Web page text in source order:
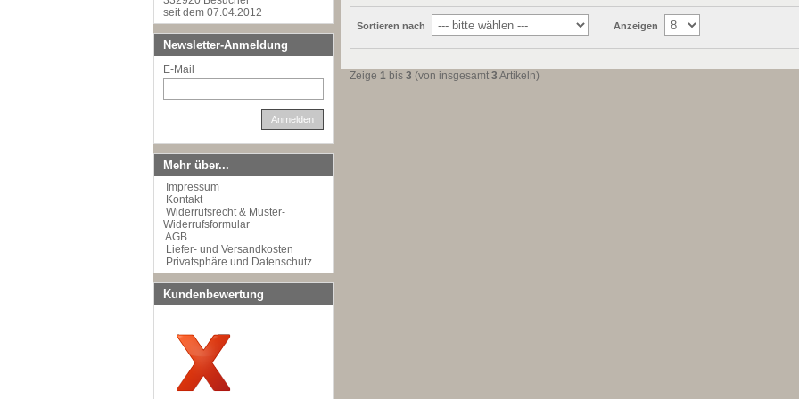
Sortieren nach Anzeigen
Zeige 1 bis 3 (von insgesamt 3 Artikeln)
seit dem 07.04.2012
Newsletter-Anmeldung
E-Mail
Anmelden
Mehr über...
Impressum
Kontakt
Widerrufsrecht & Muster-
Widerrufsformular
AGB
Liefer- und Versandkosten
Privatsphäre und Datenschutz
Kundenbewertung